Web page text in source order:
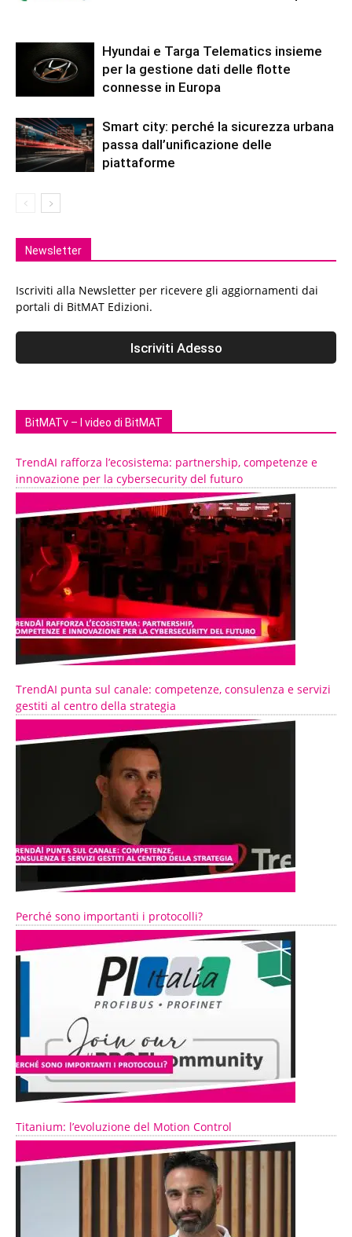
Hyundai e Targa Telematics insieme
per la gestione dati delle flotte
connesse in Europa
Smart city: perché la sicurezza urbana
passa dall’unificazione delle
piattaforme
Newsletter
Iscriviti alla Newsletter per ricevere gli aggiornamenti dai
portali di BitMAT Edizioni.
BitMATv – I video di BitMAT
TrendAI rafforza l’ecosistema: partnership, competenze e
innovazione per la cybersecurity del futuro
TrendAI punta sul canale: competenze, consulenza e servizi
gestiti al centro della strategia
Perché sono importanti i protocolli?
Titanium: l’evoluzione del Motion Control